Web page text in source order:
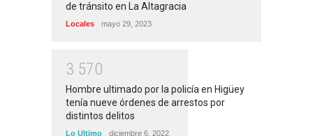
de tránsito en La Altagracia
Locales mayo 29, 2023
3 570
Hombre ultimado por la policía en Higüey
tenía nueve órdenes de arrestos por
distintos delitos
Lo Ultimo diciembre 6, 2022